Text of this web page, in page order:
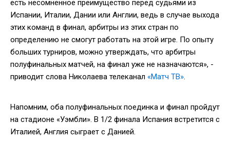
есть несомненное преимущество перед судьями из
Испании, Италии, Дании или Англии, ведь в случае выхода
этих команд в финал, арбитры из этих стран по
определению не смогут работать на этой игре. По опыту
больших турниров, можно утверждать, что арбитры
полуфинальных матчей, на финал уже не назначаются», -
приводит слова Николаева телеканал «Матч ТВ».
Напомним, оба полуфинальных поединка и финал пройдут
на стадионе «Уэмбли». В 1/2 финала Испания встретится с
Италией, Англия сыграет с Данией.